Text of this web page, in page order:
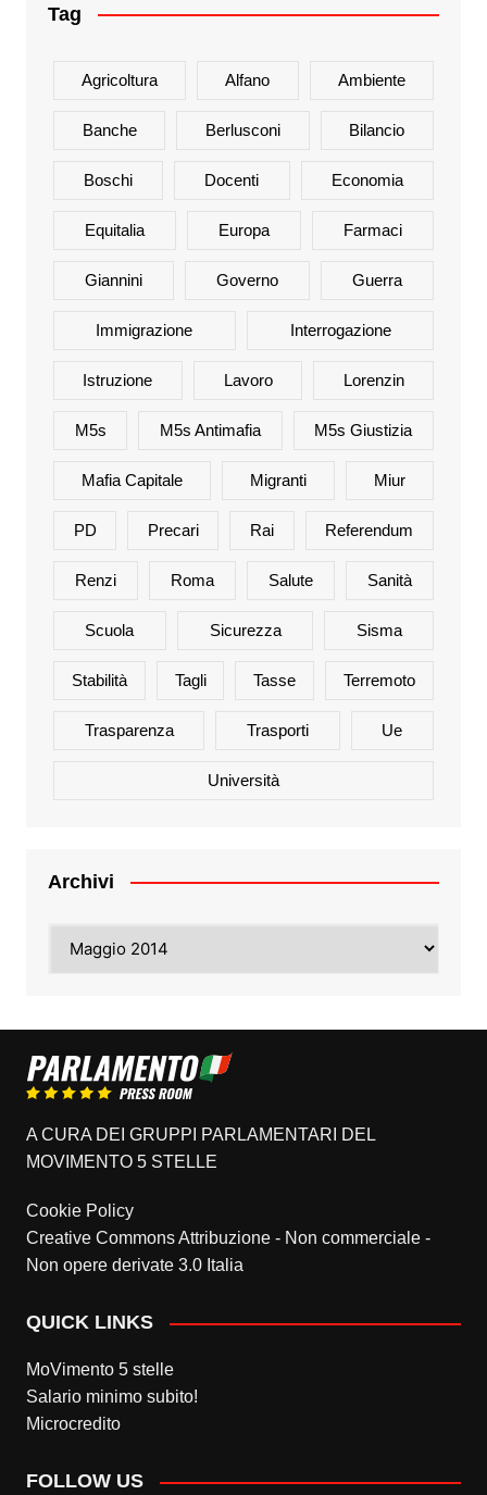
Tag
Agricoltura Alfano Ambiente
Banche Berlusconi Bilancio
Boschi Docenti Economia
Equitalia Europa Farmaci
Giannini Governo Guerra
Immigrazione Interrogazione
Istruzione Lavoro Lorenzin
M5s M5s Antimafia M5s Giustizia
Mafia Capitale Migranti Miur
PD Precari Rai Referendum
Renzi Roma Salute Sanità
Scuola Sicurezza Sisma
Stabilità Tagli Tasse Terremoto
Trasparenza Trasporti Ue
Università
Archivi
A CURA DEI GRUPPI PARLAMENTARI DEL
MOVIMENTO 5 STELLE
Cookie Policy
Creative Commons Attribuzione - Non commerciale -
Non opere derivate 3.0 Italia
QUICK LINKS
MoVimento 5 stelle
Salario minimo subito!
Microcredito
FOLLOW US